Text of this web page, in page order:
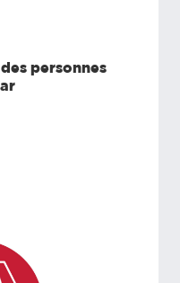
personnes